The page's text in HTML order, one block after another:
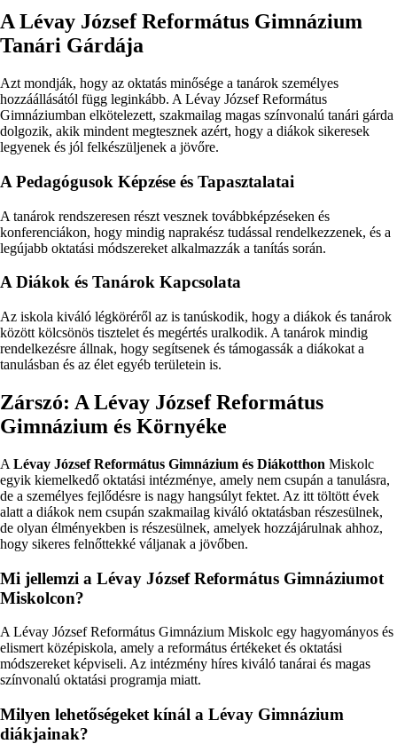
A Lévay József Református Gimnázium
Tanári Gárdája
Azt mondják, hogy az oktatás minősége a tanárok személyes
hozzáállásától függ leginkább. A Lévay József Református
Gimnáziumban elkötelezett, szakmailag magas színvonalú tanári gárda
dolgozik, akik mindent megtesznek azért, hogy a diákok sikeresek
legyenek és jól felkészüljenek a jövőre.
A Pedagógusok Képzése és Tapasztalatai
A tanárok rendszeresen részt vesznek továbbképzéseken és
konferenciákon, hogy mindig naprakész tudással rendelkezzenek, és a
legújabb oktatási módszereket alkalmazzák a tanítás során.
A Diákok és Tanárok Kapcsolata
Az iskola kiváló légköréről az is tanúskodik, hogy a diákok és tanárok
között kölcsönös tisztelet és megértés uralkodik. A tanárok mindig
rendelkezésre állnak, hogy segítsenek és támogassák a diákokat a
tanulásban és az élet egyéb területein is.
Zárszó: A Lévay József Református
Gimnázium és Környéke
A Lévay József Református Gimnázium és Diákotthon Miskolc
egyik kiemelkedő oktatási intézménye, amely nem csupán a tanulásra,
de a személyes fejlődésre is nagy hangsúlyt fektet. Az itt töltött évek
alatt a diákok nem csupán szakmailag kiváló oktatásban részesülnek,
de olyan élményekben is részesülnek, amelyek hozzájárulnak ahhoz,
hogy sikeres felnőttekké váljanak a jövőben.
Mi jellemzi a Lévay József Református Gimnáziumot
Miskolcon?
A Lévay József Református Gimnázium Miskolc egy hagyományos és
elismert középiskola, amely a református értékeket és oktatási
módszereket képviseli. Az intézmény híres kiváló tanárai és magas
színvonalú oktatási programja miatt.
Milyen lehetőségeket kínál a Lévay Gimnázium
diákjainak?